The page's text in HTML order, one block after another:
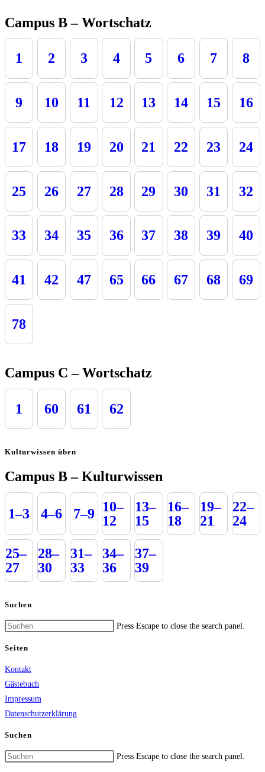
Campus B – Wortschatz
1 2 3 4 5 6 7 8
9 10 11 12 13 14 15 16
17 18 19 20 21 22 23 24
25 26 27 28 29 30 31 32
33 34 35 36 37 38 39 40
41 42 47 65 66 67 68 69
78
Campus C – Wortschatz
1 60 61 62
Kulturwissen üben
Campus B – Kulturwissen
1–3 4–6 7–9 10–
12
13–
15
16–
18
19–
21
22–
24
25–
27
28–
30
31–
33
34–
36
37–
39
Suchen
Press Escape to close the search panel.
Seiten
Kontakt
Gästebuch
Impressum
Datenschutzerklärung
Suchen
Press Escape to close the search panel.